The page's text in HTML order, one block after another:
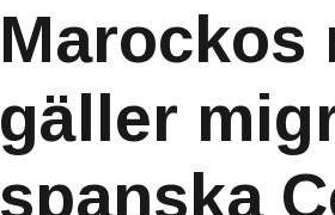
Marockos
gäller
spanska